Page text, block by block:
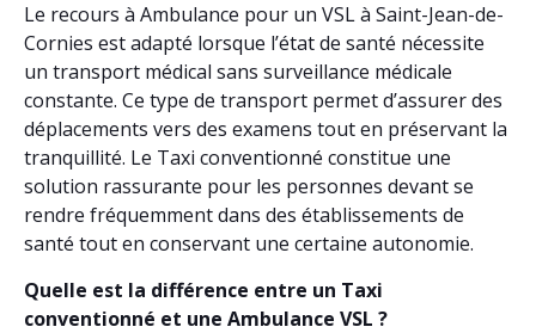
Le recours à Ambulance pour un VSL à Saint-Jean-de-
Cornies est adapté lorsque l’état de santé nécessite
un transport médical sans surveillance médicale
constante. Ce type de transport permet d’assurer des
déplacements vers des examens tout en préservant la
tranquillité. Le Taxi conventionné constitue une
solution rassurante pour les personnes devant se
rendre fréquemment dans des établissements de
santé tout en conservant une certaine autonomie.
Quelle est la différence entre un Taxi
conventionné et une Ambulance VSL ?